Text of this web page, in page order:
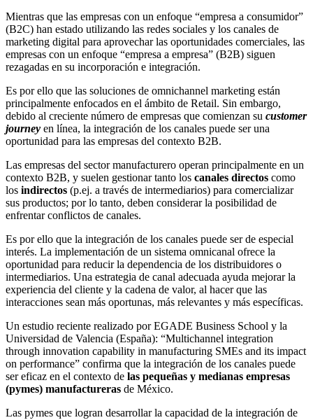
Mientras que las empresas con un enfoque “empresa a consumidor”
(B2C) han estado utilizando las redes sociales y los canales de
marketing digital para aprovechar las oportunidades comerciales, las
empresas con un enfoque “empresa a empresa” (B2B) siguen
rezagadas en su incorporación e integración.
Es por ello que las soluciones de omnichannel marketing están
principalmente enfocados en el ámbito de Retail. Sin embargo,
debido al creciente número de empresas que comienzan su customer
journey en línea, la integración de los canales puede ser una
oportunidad para las empresas del contexto B2B.
Las empresas del sector manufacturero operan principalmente en un
contexto B2B, y suelen gestionar tanto los canales directos como
los indirectos (p.ej. a través de intermediarios) para comercializar
sus productos; por lo tanto, deben considerar la posibilidad de
enfrentar conflictos de canales.
Es por ello que la integración de los canales puede ser de especial
interés. La implementación de un sistema omnicanal ofrece la
oportunidad para reducir la dependencia de los distribuidores o
intermediarios. Una estrategia de canal adecuada ayuda mejorar la
experiencia del cliente y la cadena de valor, al hacer que las
interacciones sean más oportunas, más relevantes y más específicas.
Un estudio reciente realizado por EGADE Business School y la
Universidad de Valencia (España): “Multichannel integration
through innovation capability in manufacturing SMEs and its impact
on performance” confirma que la integración de los canales puede
ser eficaz en el contexto de las pequeñas y medianas empresas
(pymes) manufactureras de México.
Las pymes que logran desarrollar la capacidad de la integración de